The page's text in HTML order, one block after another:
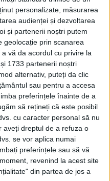
personalizate, măsurarea
audienței și dezvoltarea
și partenerii noștri putem
geolocație prin scanarea
vă da acordul cu privire la
1733 partenerii noștri
alternativ, puteți da clic
sau pentru a accesa
preferințele înainte de a
să rețineți că este posibil
cu caracter personal să nu
aveți dreptul de a refuza o
se vor aplica numai
preferințele sau să vă
revenind la acest site
din partea de jos a
2026
în istorie Daniel
În manualele de
sînt suficiente
despre Unirea
și despre
Ioan Cuza
2024
și elevi de la
”Ștefan cel
”Nicu Gane” și Liceul
”Ion Nistor”
de Sus, participanți
artistică și